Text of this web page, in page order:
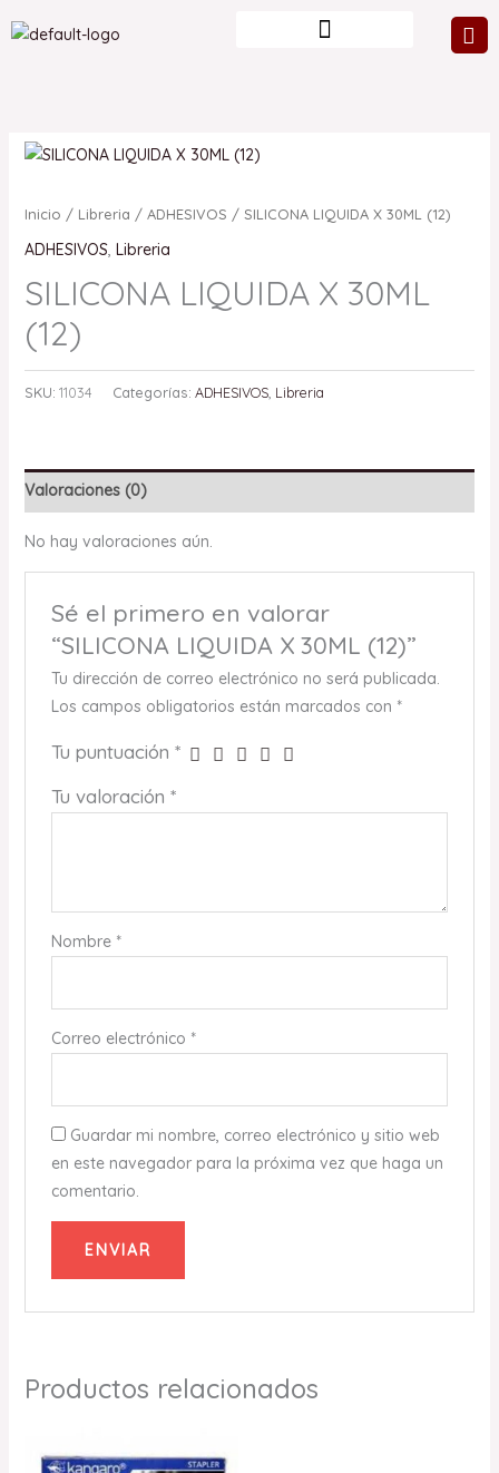
al
Inicio / Libreria / ADHESIVOS / SILICONA LIQUIDA X 30ML (12)
ADHESIVOS, Libreria
SILICONA LIQUIDA X 30ML
(12)
SKU: 11034 Categorías: ADHESIVOS, Libreria
Valoraciones (0)
No hay valoraciones aún.
Sé el primero en valorar
“SILICONA LIQUIDA X 30ML (12)”
Tu dirección de correo electrónico no será publicada.
Los campos obligatorios están marcados con *
Tu puntuación *
Tu valoración *
Nombre *
Correo electrónico *
Guardar mi nombre, correo electrónico y sitio web
en este navegador para la próxima vez que haga un
comentario.
Productos relacionados